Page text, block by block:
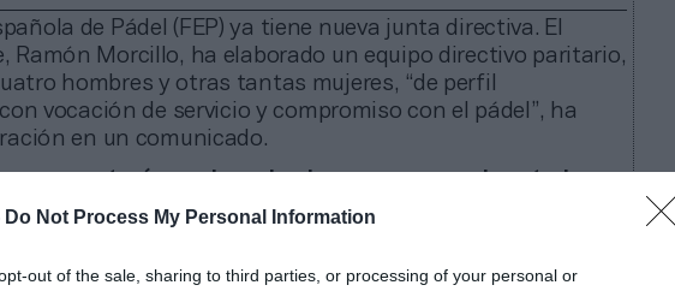
Do Not Process My Personal Information
out of the sale, sharing to third parties, or processing of your personal or
de Pádel (FEP) ya tiene nueva junta directiva. El
Ramón Morcillo, ha elaborado un equipo directivo paritario,
hombres y otras tantas mujeres, “de perfil
vocación de servicio y compromiso con el pádel”, ha
en un comunicado.
que contará con dos miembros menos que la anterior,
por Ramón Morcillo (presidente), José Pérez García
Gil Acosta (vocal de Competición), José Ramón Oliva